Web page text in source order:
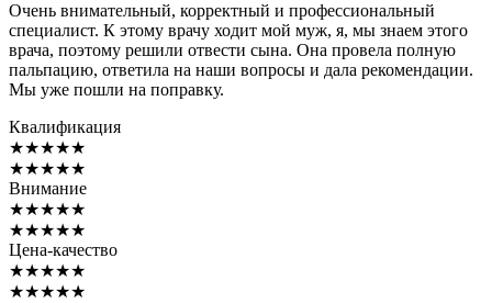
Очень внимательный, корректный и профессиональный
специалист. К этому врачу ходит мой муж, я, мы знаем этого
врача, поэтому решили отвести сына. Она провела полную
пальпацию, ответила на наши вопросы и дала рекомендации.
Мы уже пошли на поправку.
Квалификация
★★★★★
★★★★★
Внимание
★★★★★
★★★★★
Цена-качество
★★★★★
★★★★★